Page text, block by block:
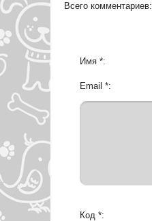
Всего комментариев:
Имя *:
Email *:
Код *: